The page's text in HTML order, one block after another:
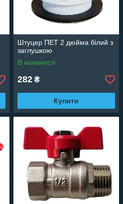
Штуцер ПЕТ 2 дюйма білий з
заглушкою
В наявності
282 ₴
Купити